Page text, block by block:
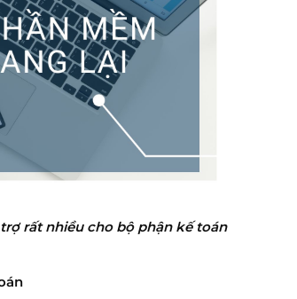
rất nhiều cho bộ phận kế toán